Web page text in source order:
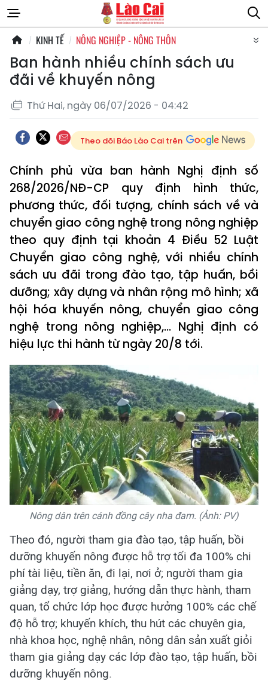
KINH TẾ NÔNG NGHIỆP - NÔNG THÔN
Ban hành nhiều chính sách ưu
đãi về khuyến nông
Thứ Hai, ngày 06/07/2026 - 04:42
Theo dõi Báo Lào Cai trên
Chính phủ vừa ban hành Nghị định số
268/2026/NĐ-CP quy định hình thức,
phương thức, đối tượng, chính sách về và
chuyển giao công nghệ trong nông nghiệp
theo quy định tại khoản 4 Điều 52 Luật
Chuyển giao công nghệ, với nhiều chính
sách ưu đãi trong đào tạo, tập huấn, bồi
dưỡng; xây dựng và nhân rộng mô hình; xã
hội hóa khuyến nông, chuyển giao công
nghệ trong nông nghiệp,... Nghị định có
hiệu lực thi hành từ ngày 20/8 tới.
Nông dân trên cánh đồng cây nha đam. (Ảnh: PV)
Theo đó, người tham gia đào tạo, tập huấn, bồi
dưỡng khuyến nông được hỗ trợ tối đa 100% chi
phí tài liệu, tiền ăn, đi lại, nơi ở; người tham gia
giảng dạy, trợ giảng, hướng dẫn thực hành, tham
quan, tổ chức lớp học được hưởng 100% các chế
độ hỗ trợ; khuyến khích, thu hút các chuyên gia,
nhà khoa học, nghệ nhân, nông dân sản xuất giỏi
tham gia giảng dạy các lớp đào tạo, tập huấn, bồi
dưỡng khuyến nông.